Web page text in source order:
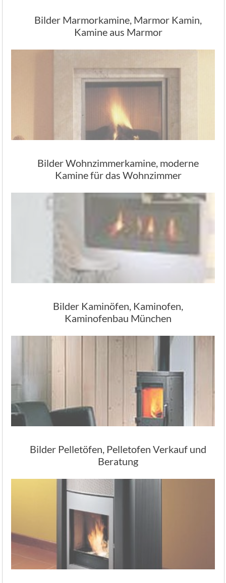
Bilder Marmorkamine, Marmor Kamin,
Kamine aus Marmor
Bilder Wohnzimmerkamine, moderne
Kamine für das Wohnzimmer
Bilder Kaminöfen, Kaminofen,
Kaminofenbau München
Bilder Pelletöfen, Pelletofen Verkauf und
Beratung